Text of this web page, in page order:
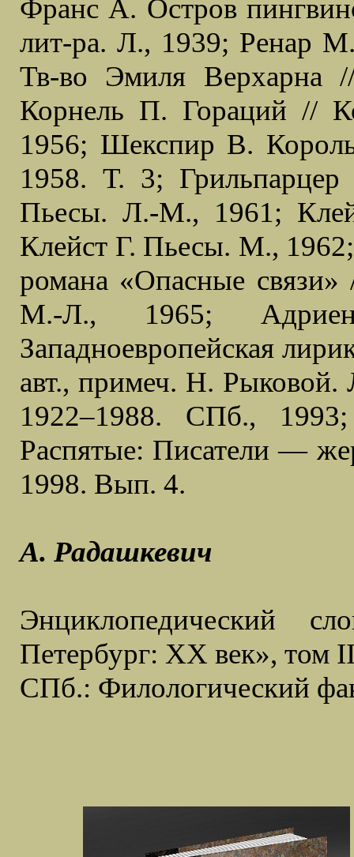
Франс А. Остров
лит-ра. Л., 1939; Ренар
Тв-во Эмиля
Корнель П. Гораций //
1956; Шекспир В.
1958. Т. 3;
Пьесы. Л.-М., 1961;
Клейст Г. Пьесы. М.,
романа «Опасные
М.-Л., 1965;
Западноевропейская
авт., примеч. Н.
1922–1988. СПб.,
Распятые: Писатели —
1998. Вып. 4.
А. Радашкевич
Энциклопедический
Петербург: ХХ век», том
СПб.: Филологический